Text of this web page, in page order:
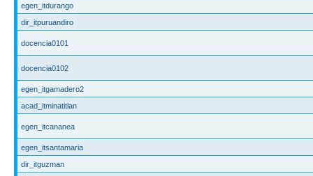
egen_itdurango
dir_itpuruandiro
docencia0101
docencia0102
egen_itgamadero2
acad_itminatitlan
egen_itcananea
egen_itsantamaria
dir_itguzman